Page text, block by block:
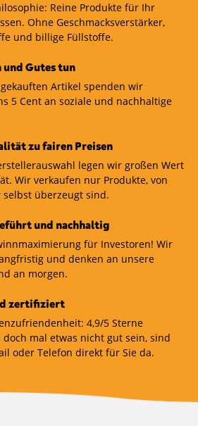
Reine Produkte für Ihr
Ohne Geschmacksverstärker,
und billige Füllstoffe.
und Gutes tun
Artikel spenden wir
5 Cent an soziale und nachhaltige
zu fairen Preisen
legen wir großen Wert
Wir verkaufen nur Produkte, von
überzeugt sind.
und nachhaltig
für Investoren! Wir
und denken an unsere
an morgen.
zertifiziert
4,9/5 Sterne
doch mal etwas nicht gut sein, sind
oder Telefon direkt für Sie da.